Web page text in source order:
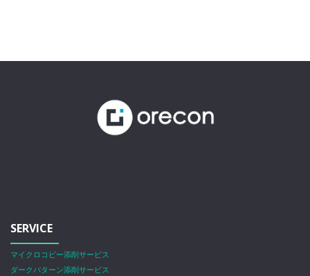
SERVICE
マイクロコピー添削サービス
ダークパターン添削サービス